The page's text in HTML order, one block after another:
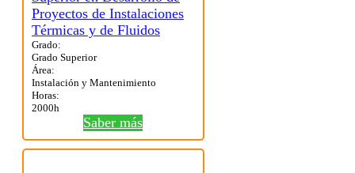
Grado:
Grado Superior
Área:
Instalación y Mantenimiento
Horas:
2000h
Saber más